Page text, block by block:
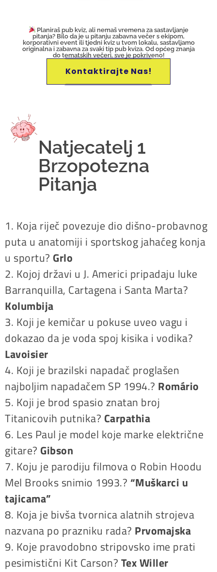
Planiraš pub kviz, ali nemaš vremena za sastavljanje
pitanja? Bilo da je u pitanju zabavna večer s ekipom,
korporativni event ili tjedni kviz u tvom lokalu, sastavljamo
originalna i zabavna za svaki tip pub kviza. Od općeg znanja
do tematskih večeri, sve je pokriveno!
Kontaktirajte Nas!
Natjecatelj 1
Brzopotezna
Pitanja
1. Koja riječ povezuje dio dišno-probavnog
puta u anatomiji i sportskog jahaćeg konja
u sportu? Grlo
2. Kojoj državi u J. Americi pripadaju luke
Barranquilla, Cartagena i Santa Marta?
Kolumbija
3. Koji je kemičar u pokuse uveo vagu i
dokazao da je voda spoj kisika i vodika?
Lavoisier
4. Koji je brazilski napadač proglašen
najboljim napadačem SP 1994.? Romário
5. Koji je brod spasio znatan broj
Titanicovih putnika? Carpathia
6. Les Paul je model koje marke električne
gitare? Gibson
7. Koju je parodiju filmova o Robin Hoodu
Mel Brooks snimio 1993.? “Muškarci u
tajicama”
8. Koja je bivša tvornica alatnih strojeva
nazvana po prazniku rada? Prvomajska
9. Koje pravodobno stripovsko ime prati
pesimistični Kit Carson? Tex Willer